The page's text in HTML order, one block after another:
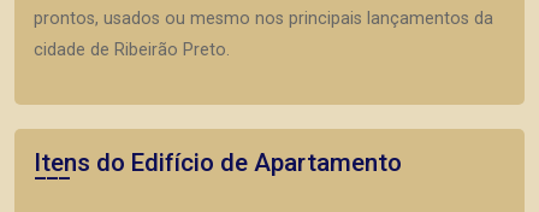
prontos, usados ou mesmo nos principais lançamentos da
cidade de Ribeirão Preto.
Itens do Edifício de Apartamento